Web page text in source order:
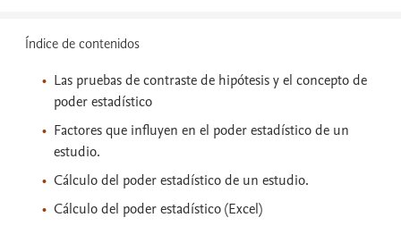
Índice de contenidos
Las pruebas de contraste de hipótesis y el concepto de
poder estadístico
Factores que influyen en el poder estadístico de un
estudio.
Cálculo del poder estadístico de un estudio.
Cálculo del poder estadístico (Excel)